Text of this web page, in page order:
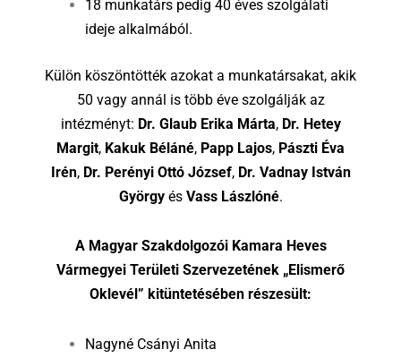
18 munkatárs pedig 40 éves szolgálati
ideje alkalmából.
Külön köszöntötték azokat a munkatársakat, akik
50 vagy annál is több éve szolgálják az
intézményt: Dr. Glaub Erika Márta, Dr. Hetey
Margit, Kakuk Béláné, Papp Lajos, Pászti Éva
Irén, Dr. Perényi Ottó József, Dr. Vadnay István
Györgyés Vass Lászlóné.
A Magyar Szakdolgozói Kamara Heves
Vármegyei Területi Szervezetének „Elismerő
Oklevél” kitüntetésében részesült:
Nagyné Csányi Anita